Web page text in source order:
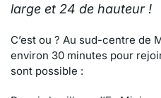
large et 24 de hauteur !
C’est ou ? Au sud-centre de
environ 30 minutes pour
sont possible :